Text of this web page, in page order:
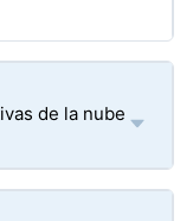
de la nube